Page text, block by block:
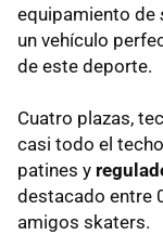
equipamiento de
un vehículo
de este deporte.
Cuatro plazas,
casi todo el
patines y
destacado entre
amigos skaters.